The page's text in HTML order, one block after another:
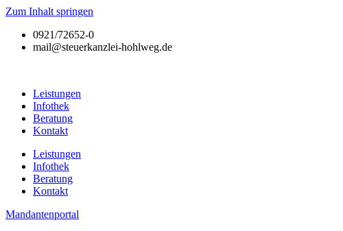
Zum Inhalt springen
0921/72652-0
mail@steuerkanzlei-hohlweg.de
Leistungen
Infothek
Beratung
Kontakt
Leistungen
Infothek
Beratung
Kontakt
Mandantenportal